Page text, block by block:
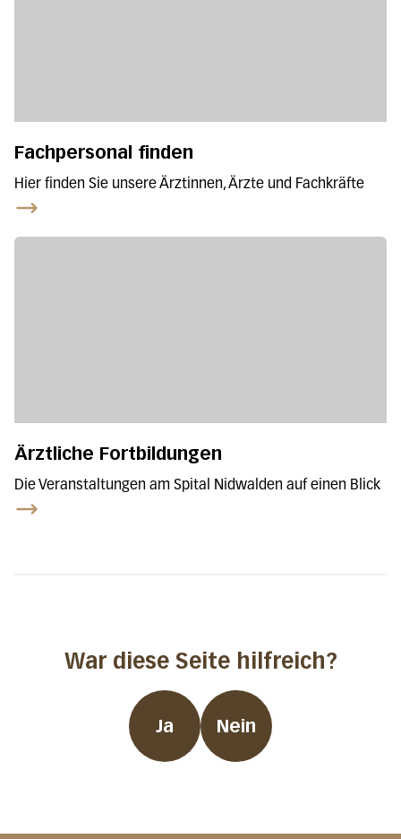
Fachpersonal finden
Hier finden Sie unsere Ärztinnen, Ärzte und Fachkräfte
Ärztliche Fortbildungen
Die Veranstaltungen am Spital Nidwalden auf einen Blick
War diese Seite hilfreich?
Ja Nein